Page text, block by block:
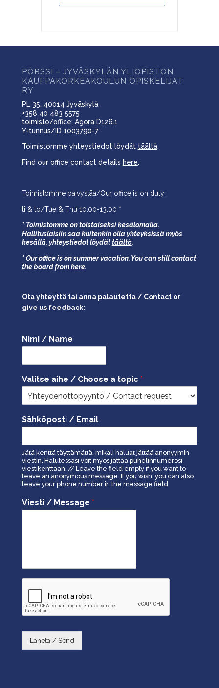
PÖRSSI – JYVÄSKYLÄN YLIOPISTON
KAUPPAKORKEAKOULUN OPISKELIJAT
RY
PL 35, 40014 Jyväskylä
+358 40 483 5575
toimisto/office: Agora D126.1
Y-tunnus/ID 1003790-7
Toimistomme yhteystiedot löydät täältä.
Find our office contact details here.
Toimistomme päivystää/Our office is on duty:
ti & to/Tue & Thu 10.00-13.00 *
* Toimistomme on toistaiseksi kesälomalla.
Hallituslaisiin saa kuitenkin olla yhteyksissä myös
kesällä, yhteystiedot löydättäältä.
* Our office is on summer vacation. You can still contact
the board fromhere.
Ota yhteyttä tai anna palautetta / Contact or
give us feedback:
Nimi / Name
Valitse aihe / Choose a topic *
Sähköposti / Email
Jätä kenttä täyttämättä, mikäli haluat jättää anonyymin
viestin. Halutessasi voit myös jättää puhelinnumerosi
viestikenttään. // Leave the field empty if you want to
leave an anonymous message. If you wish, you can also
leave your phone number in the message field
Viesti / Message *
Lähetä / Send